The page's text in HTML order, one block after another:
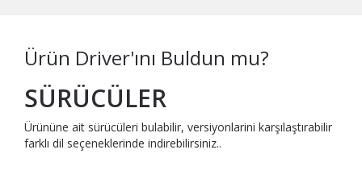
Ürün Driver'ını Buldun mu?
SÜRÜCÜLER
Ürününe ait sürücüleri bulabilir, versiyonlarini karşılaştırabilir
farklı dil seçeneklerinde indirebilirsiniz..